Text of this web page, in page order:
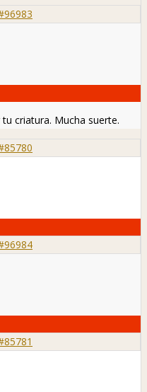
criatura. Mucha suerte.